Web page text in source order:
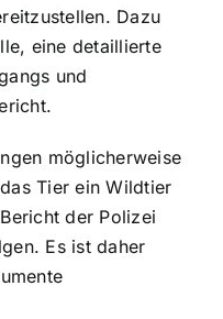
Dazu
eine detaillierte
und
möglicherweise
Tier ein Wildtier
der Polizei
Es ist daher